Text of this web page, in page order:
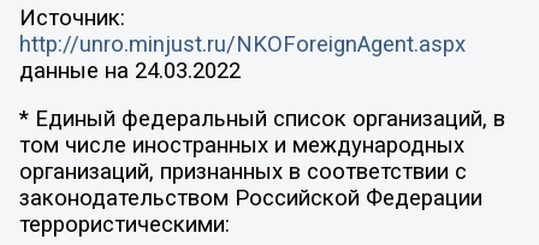
Источник:
http://unro.minjust.ru/NKOForeignAgent.aspx
данные на 24.03.2022
* Единый федеральный список организаций, в
том числе иностранных и международных
организаций, признанных в соответствии с
законодательством Российской Федерации
террористическими: